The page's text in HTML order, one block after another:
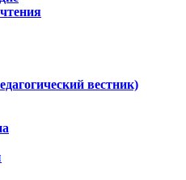
вестник)